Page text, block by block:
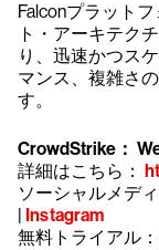
Falconプラット
ト・アーキテク
り、迅速かつス
マンス、複雑さ
す。
CrowdStrike：
詳細はこちら：
ソーシャルメディ
| Instagram
無料トライアル：